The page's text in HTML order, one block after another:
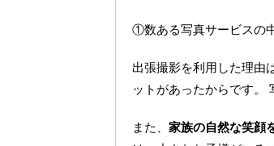
①数ある写真サービスの
出張撮影を利用した理由
ットがあったからです。
また、 家族の自然な笑顔